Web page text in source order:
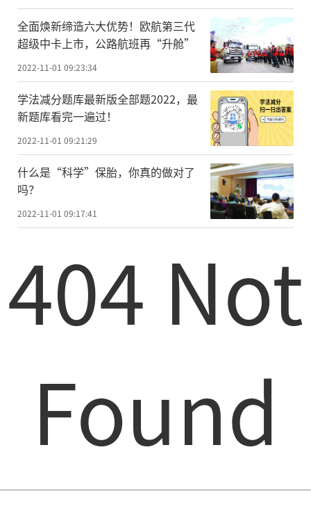
全面焕新缔造六大优势！欧航第三代
超级中卡上市，公路航班再“升舱”
2022-11-01 09:23:34
学法减分题库最新版全部题2022，最
新题库看完一遍过！
2022-11-01 09:21:29
什么是“科学”保胎，你真的做对了
吗？
2022-11-01 09:17:41
404 Not
Found